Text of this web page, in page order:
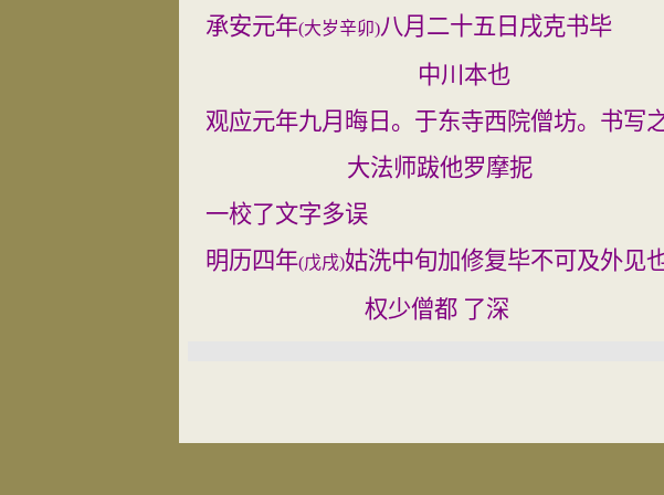
承安元年(大岁辛卯)八月二十五日戌克书毕
中川本也
观应元年九月晦日。于东寺西院僧坊。书写
大法师跋他罗摩抳
一校了文字多误
明历四年(戊戌)姑洗中旬加修复毕不可及外见
权少僧都 了深